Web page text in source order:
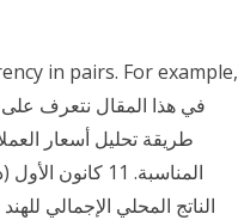
in pairs. For example,
طريقة تحليل أسعار